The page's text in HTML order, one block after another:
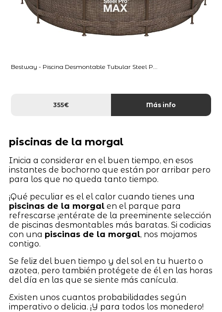
Bestway - Piscina Desmontable Tubular Steel P...
355€ Más info
piscinas de la morgal
Inicia a considerar en el buen tiempo, en esos
instantes de bochorno que están por arribar pero
para los que no queda tanto tiempo.
¡Qué peculiar es el el calor cuando tienes una
piscinas de la morgalen el parque para
refrescarse ¡entérate de la preeminente selección
de piscinas desmontables más baratas. Si codicias
con una piscinas de la morgal, nos mojamos
contigo.
Se feliz del buen tiempo y del sol en tu huerto o
azotea, pero también protégete de él en las horas
del día en las que se siente más canícula.
Existen unos cuantos probabilidades según
imperativo o delicia. ¡Y para todos los monedero!